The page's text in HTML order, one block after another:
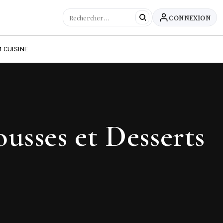
CONNEXION
CUISINE
et Desserts